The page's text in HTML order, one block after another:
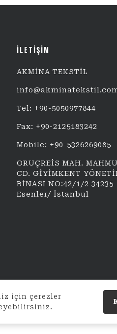
İLETİŞİM
AKMİNA TEKSTİL
Tel: +90-5050977844
Fax: +90-2125183242
Mobile: +90-5326269085
ORUÇREİS MAH.
CD. GİYİMKENT
BİNASI NO:42/1/2 34235
Esenler/ İstanbul
için çerezler